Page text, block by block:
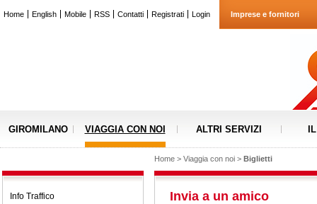
Home English Mobile RSS Contatti Registrati Login Imprese e fornitori
GIROMILANO VIAGGIA CON NOI ALTRI SERVIZI
Home > Viaggia con noi > Biglietti
Info Traffico
Invia a un amico